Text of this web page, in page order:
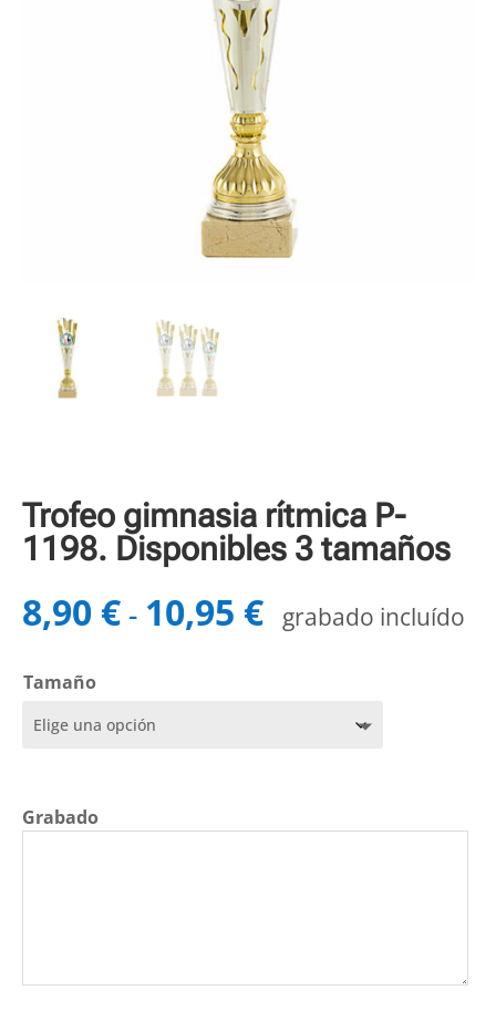
Trofeo gimnasia rítmica P-
1198. Disponibles 3 tamaños
8,90 € - 10,95 €Rango
de
grabado incluído
Tamaño
Grabado